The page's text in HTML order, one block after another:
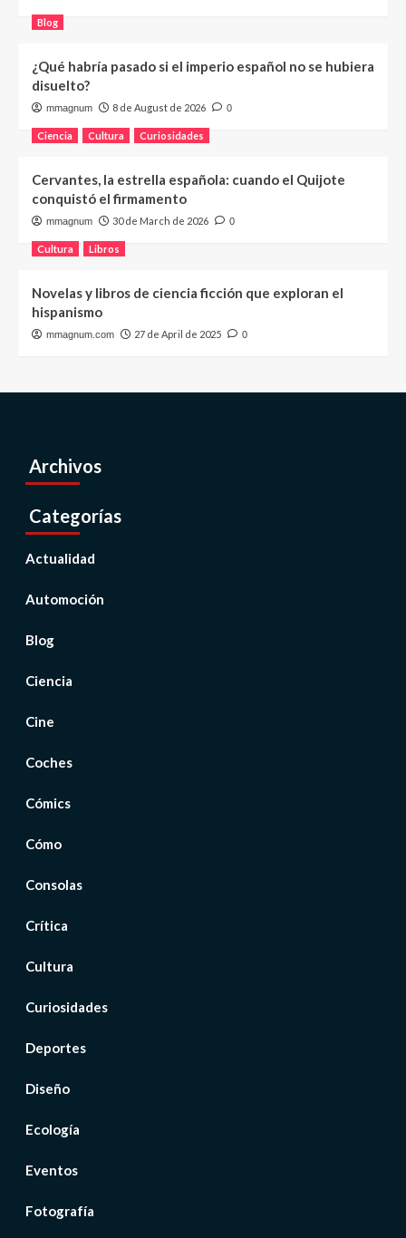
Blog
¿Qué habría pasado si el imperio español no se hubiera
disuelto?
mmagnum 8 de August de 2026 0
Ciencia Cultura Curiosidades
Cervantes, la estrella española: cuando el Quijote
conquistó el firmamento
mmagnum 30 de March de 2026 0
Cultura Libros
Novelas y libros de ciencia ficción que exploran el
hispanismo
mmagnum.com 27 de April de 2025 0
Archivos
Categorías
Actualidad
Automoción
Blog
Ciencia
Cine
Coches
Cómics
Cómo
Consolas
Crítica
Cultura
Curiosidades
Deportes
Diseño
Ecología
Eventos
Fotografía